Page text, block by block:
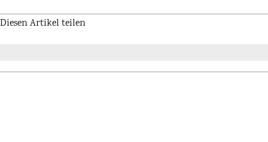
Diesen Artikel teilen